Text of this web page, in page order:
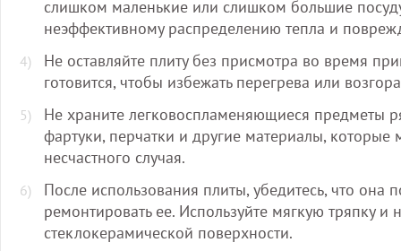
слишком маленькие или слишком большие
неэффективному распределению тепла и
Не оставляйте плиту без присмотра во время
готовится, чтобы избежать перегрева или
Не храните легковоспламеняющиеся предметы
фартуки, перчатки и другие материалы, которые
несчастного случая.
После использования плиты, убедитесь, что
ремонтировать ее. Используйте мягкую тряпку
стеклокерамической поверхности.